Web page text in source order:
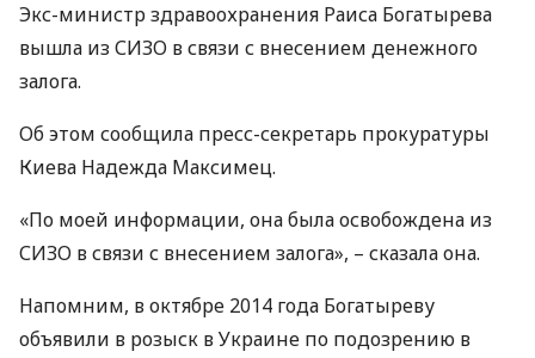
Экс-министр здравоохранения Раиса Богатырева
вышла из СИЗО в связи с внесением денежного
залога.
Об этом сообщила пресс-секретарь прокуратуры
Киева Надежда Максимец.
«По моей информации, она была освобождена из
СИЗО в связи с внесением залога», – сказала она.
Напомним, в октябре 2014 года Богатыреву
объявили в розыск в Украине по подозрению в